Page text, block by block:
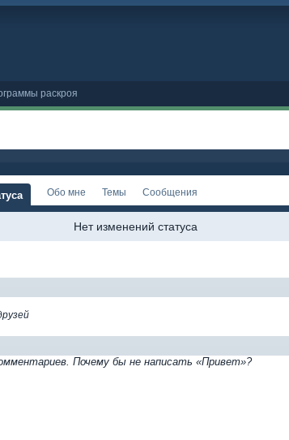
раскроя
Обо мне Темы Сообщения
Нет изменений статуса
Почему бы не написать «Привет»?